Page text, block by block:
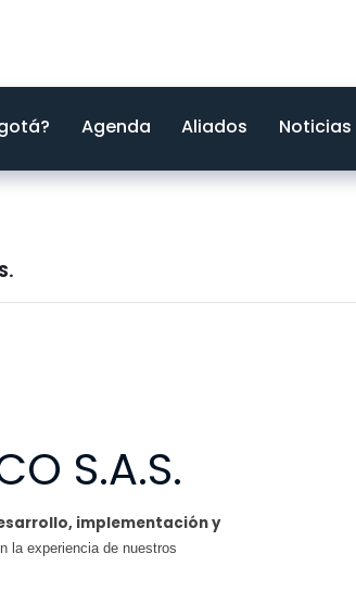
Agenda Aliados Noticias
S.A.S.
implementación y
la experiencia de nuestros